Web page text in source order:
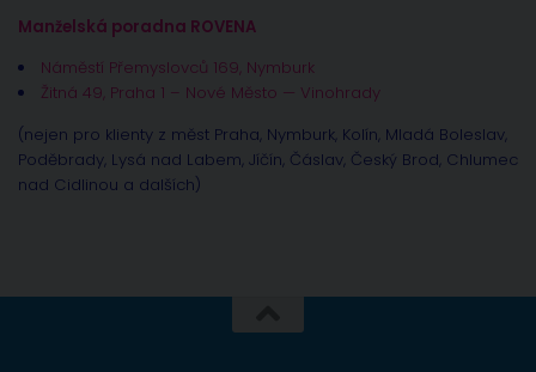
Manželská poradna ROVENA
Náměstí Přemyslovců 169, Nymburk
Žitná 49, Praha 1 – Nové Město — Vinohrady
(nejen pro klienty z měst Praha, Nymburk, Kolín, Mladá Boleslav,
Poděbrady, Lysá nad Labem, Jíčín, Čáslav, Český Brod, Chlumec
nad Cidlinou a dalších)